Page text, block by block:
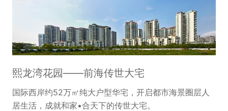
熙龙湾花园——前海传世大宅
国际西岸约52万㎡纯大户型华宅，开启都市海景圈层人
居生活，成就和家•合天下的传世大宅。